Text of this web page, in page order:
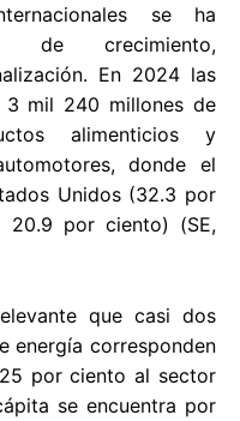
se ha
de crecimiento,
En 2024 las
3 mil 240 millones de
alimenticios y
donde el
Unidos (32.3 por
20.9 por ciento) (SE,
que casi dos
energía corresponden
por ciento al sector
se encuentra por